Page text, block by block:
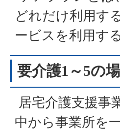
どれだけ利用す
ービスを利用す
要介護1～5の
居宅介護支援事
中から事業所を